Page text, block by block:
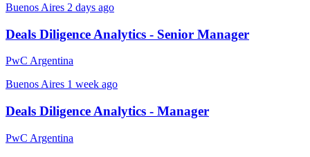
Buenos Aires 2 days ago
Deals Diligence Analytics - Senior Manager
PwC Argentina
Buenos Aires 1 week ago
Deals Diligence Analytics - Manager
PwC Argentina